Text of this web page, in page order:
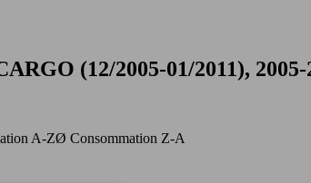
(12/2005-01/2011),
A-ZØ Consommation Z-A